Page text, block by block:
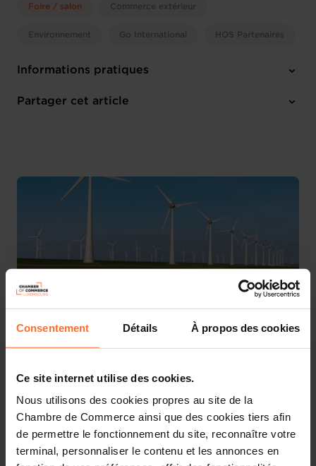
Consentement Détails À propos des cookies
Ce site internet utilise des cookies.
Nous utilisons des cookies propres au site de la
Chambre de Commerce ainsi que des cookies tiers afin
de permettre le fonctionnement du site, reconnaître votre
terminal, personnaliser le contenu et les annonces en
Foire / salon Commerce extérieur
Environnement Go International HOS Partenaires
Informations pratiques
Mardi 5 Oct 2027 > Vendredi 8 Oct 2027
Partager cet article
More information about Pollutec can be found
Details about the national pavilion will be available on
this page soon.
Interested? Please click on the button below to mark